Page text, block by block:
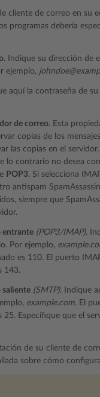
cliente de correo en su
programas debería
. Indique su dirección de
ejemplo,
aquí la contraseña de
de correo. Esta
copias de los
las copias en el
lo contrario no desea
POP3. Si selecciona
antispam
siempre que
entrante (POP3/IMAP).
Por ejemplo,
es 110. El puerto
143.
saliente (SMTP). Indique
example.com. El
25. Especifique que el
de su cliente de
sobre cómo